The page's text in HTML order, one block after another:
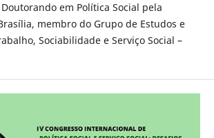
em Política Social pela
membro do Grupo de Estudos e
Sociabilidade e Serviço Social –